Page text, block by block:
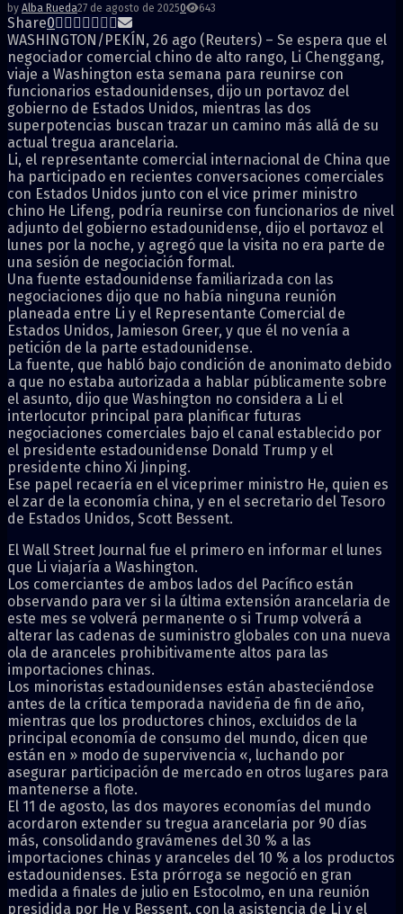
by Alba Rueda27 de agosto de 20250 643
Share0
WASHINGTON/PEKÍN, 26 ago (Reuters) – Se espera que el
negociador comercial chino de alto rango, Li Chenggang,
viaje a Washington esta semana para reunirse con
funcionarios estadounidenses, dijo un portavoz del
gobierno de Estados Unidos, mientras las dos
superpotencias buscan trazar un camino más allá de su
actual tregua arancelaria.
Li, el representante comercial internacional de China que
ha participado en recientes conversaciones comerciales
con Estados Unidos junto con el vice primer ministro
chino He Lifeng, podría reunirse con funcionarios de nivel
adjunto del gobierno estadounidense, dijo el portavoz el
lunes por la noche, y agregó que la visita no era parte de
una sesión de negociación formal.
Una fuente estadounidense familiarizada con las
negociaciones dijo que no había ninguna reunión
planeada entre Li y el Representante Comercial de
Estados Unidos, Jamieson Greer, y que él no venía a
petición de la parte estadounidense.
La fuente, que habló bajo condición de anonimato debido
a que no estaba autorizada a hablar públicamente sobre
el asunto, dijo que Washington no considera a Li el
interlocutor principal para planificar futuras
negociaciones comerciales bajo el canal establecido por
el presidente estadounidense Donald Trump y el
presidente chino Xi Jinping.
Ese papel recaería en el viceprimer ministro He, quien es
el zar de la economía china, y en el secretario del Tesoro
de Estados Unidos, Scott Bessent.
El Wall Street Journal fue el primero en informar el lunes
que Li viajaría a Washington.
Los comerciantes de ambos lados del Pacífico están
observando para ver si la última extensión arancelaria de
este mes se volverá permanente o si Trump volverá a
alterar las cadenas de suministro globales con una nueva
ola de aranceles prohibitivamente altos para las
importaciones chinas.
Los minoristas estadounidenses están abasteciéndose
antes de la crítica temporada navideña de fin de año,
mientras que los productores chinos, excluidos de la
principal economía de consumo del mundo, dicen que
están en » modo de supervivencia «, luchando por
asegurar participación de mercado en otros lugares para
mantenerse a flote.
El 11 de agosto, las dos mayores economías del mundo
acordaron extender su tregua arancelaria por 90 días
más, consolidando gravámenes del 30 % a las
importaciones chinas y aranceles del 10 % a los productos
estadounidenses. Esta prórroga se negoció en gran
medida a finales de julio en Estocolmo, en una reunión
presidida por He y Bessent, con la asistencia de Li y el